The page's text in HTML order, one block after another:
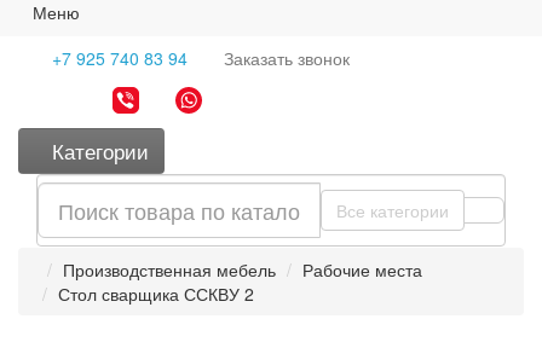
Меню
+7 925 740 83 94
Заказать звонок
Категории
Все категории
Производственная мебель
Рабочие места
Стол сварщика ССКВУ 2